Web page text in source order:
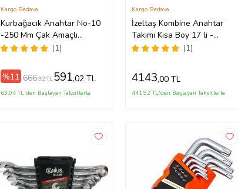
Kurbağacık Anahtar No-10
-250 Mm Çak Amaçlı
Anahtar İngiliz ANAHTAR
(1)
Kargo Bedava
%11 666,32 TL 591,02 TL
63,04 TL'den Başlayan Taksitlerle
İzeltaş Kombine Anahtar
Takımı Kısa Boy 17 li -
0320002117 (1)
Kargo Bedava
4143,00 TL
441,92 TL'den Başlayan Taksitlerle